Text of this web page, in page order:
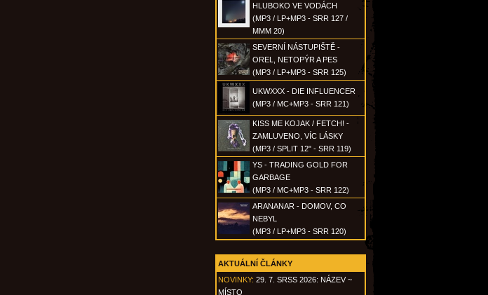
HLUBOKO VE VODÁCH
(MP3 / LP+MP3 - SRR 127 /
MMM 20)
SEVERNÍ NÁSTUPIŠTĚ -
OREL, NETOPÝR A PES
(MP3 / LP+MP3 - SRR 125)
UKWXXX - DIE INFLUENCER
(MP3 / MC+MP3 - SRR 121)
KISS ME KOJAK / FETCH! -
ZAMLUVENO, VÍC LÁSKY
(MP3 / SPLIT 12" - SRR 119)
YS - TRADING GOLD FOR
GARBAGE
(MP3 / MC+MP3 - SRR 122)
ARANANAR - DOMOV, CO
NEBYL
(MP3 / LP+MP3 - SRR 120)
AKTUÁLNÍ ČLÁNKY
NOVINKY: 29. 7. SRSS 2026: NÁZEV ~
MÍSTO